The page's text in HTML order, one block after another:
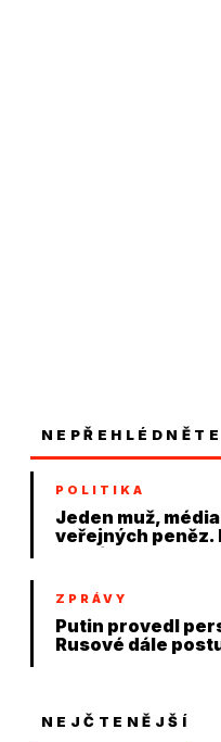
NEPŘEHLÉDNĚTE
POLITIKA
Jeden muž,
veřejných peněz.
systém
ZPRÁVY
Putin provedl
Rusové dále
NEJČTENĚJŠÍ